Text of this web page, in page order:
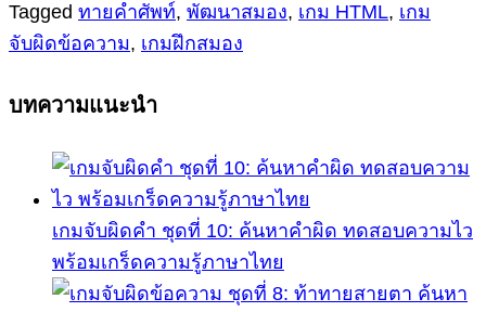
Tagged ทายคำศัพท์, พัฒนาสมอง, เกม HTML, เกม
จับผิดข้อความ, เกมฝึกสมอง
บทความแนะนำ
เกมจับผิดคำ ชุดที่ 10: ค้นหาคำผิด ทดสอบความไว
พร้อมเกร็ดความรู้ภาษาไทย